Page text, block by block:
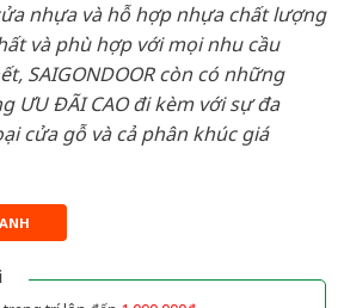
nhựa và hỗ hợp nhựa chất lượng
và phù hợp với mọi nhu cầu
SAIGONDOOR còn có những
ƯU ĐÃI CAO đi kèm với sự đa
cửa gỗ và cả phân khúc giá